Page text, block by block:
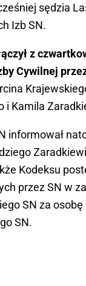
sędzia
Izb SN.
z
Cywilnej
i Kamila
informował
Kodeksu
przez SN w
SN za
SN.